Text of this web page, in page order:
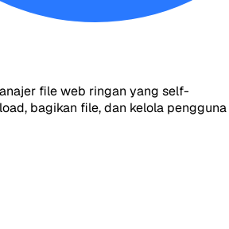
file web ringan yang self-
bagikan file, dan kelola pengguna